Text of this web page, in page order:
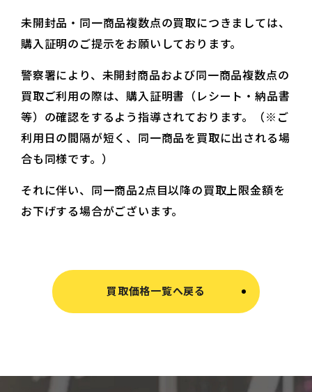
未開封品・同一商品複数点の買取につきましては、
購入証明のご提示をお願いしております。
警察署により、未開封商品および同一商品複数点の
買取ご利用の際は、購入証明書（レシート・納品書
等）の確認をするよう指導されております。（※ご
利用日の間隔が短く、同一商品を買取に出される場
合も同様です。）
それに伴い、同一商品2点目以降の買取上限金額を
お下げする場合がございます。
買取価格一覧へ戻る